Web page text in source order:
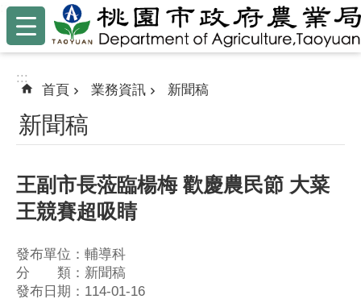
跳到主要內容區塊
:::
:::
首頁 業務資訊 新聞稿
新聞稿
王副市長蒞臨楊梅 歡慶農民節 大菜
王競賽超吸睛
發布單位：輔導科
分 類：新聞稿
發布日期：114-01-16